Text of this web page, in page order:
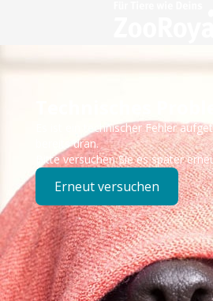
Technisches
Es ist ein technischer Fehler
bereits dran.
Bitte versuchen Sie es später
Erneut versuchen